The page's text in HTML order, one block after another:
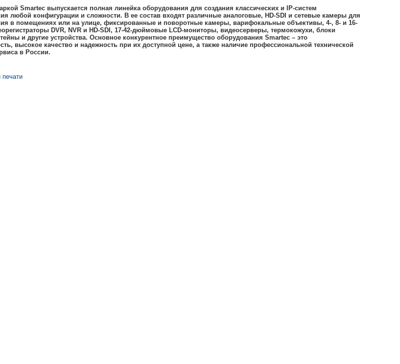
Smartec выпускается полная линейка оборудования для создания классических и IP-систем
любой конфигурации и сложности. В ее состав входят различные аналоговые, HD-SDI и сетевые камеры для
в помещениях или на улице, фиксированные и поворотные камеры, варифокальные объективы, 4-, 8- и 16-
DVR, NVR и HD-SDI, 17-42-дюймовые LCD-мониторы, видеосерверы, термокожухи, блоки
и другие устройства. Основное конкурентное преимущество оборудования Smartec – это
высокое качество и надежность при их доступной цене, а также наличие профессиональной технической
в России.
печати